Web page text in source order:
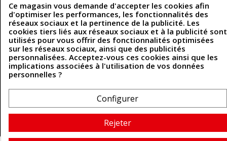
Politique des cookies
Contactez-nous
Coordonnées
493 Chemin de Catougnac
81300 Graulhet
contact@cuirenstock.com
Cuirenstock © 2026 - Une création Quatrys 💙
Ce magasin vous demande d'accepter les cookies afin
d'optimiser les performances, les fonctionnalités des
réseaux sociaux et la pertinence de la publicité. Les
cookies tiers liés aux réseaux sociaux et à la publicité sont
utilisés pour vous offrir des fonctionnalités optimisées
sur les réseaux sociaux, ainsi que des publicités
personnalisées. Acceptez-vous ces cookies ainsi que les
implications associées à l'utilisation de vos données
personnelles ?
Configurer
Rejeter